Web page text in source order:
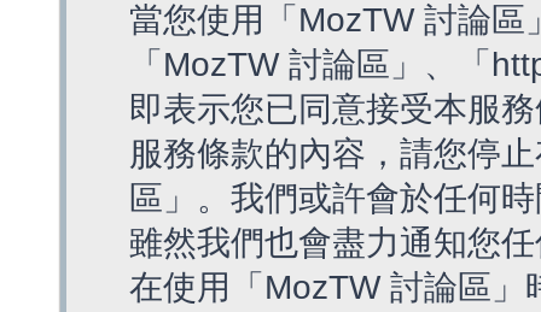
當您使用「MozTW 討論
「MozTW 討論區」、「
即表示您已同意接受本服
服務條款的內容，請您停
區」。我們或許會於任何
雖然我們也會盡力通知您
在使用「MozTW 討論區